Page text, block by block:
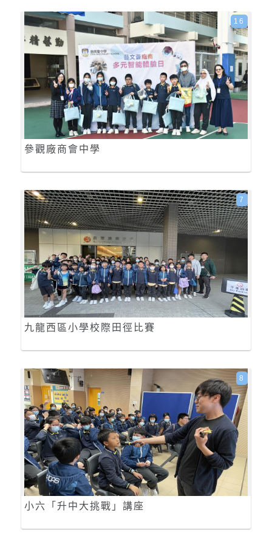
參觀廠商會中學
16
九龍西區小學校際田徑比賽
7
小六「升中大挑戰」講座
8